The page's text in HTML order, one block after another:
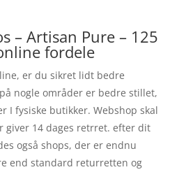
– Artisan Pure – 125
fordele
er du sikret lidt bedre
nogle områder er bedre stillet,
I fysiske butikker. Webshop skal
giver 14 dages retrret. efter dit
også shops, der er endnu
end standard returretten og